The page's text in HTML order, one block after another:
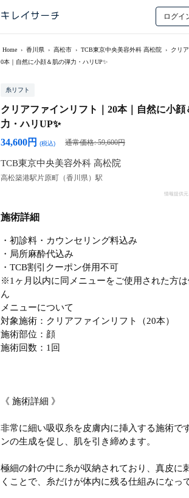
ログイ
Home › 香川県 › 高松市 › TCB東京中央美容外科 高松院 ›
クリ
0本｜自然に小顔＆肌の弾力・ハリUP✨
糸リフト
クリアファインリフト｜20本｜自然に小顔
力・ハリUP✨
34,600円
(税込) 通常価格: 59,600円
TCB東京中央美容外科 高松院
高松築港駅 片原町（香川県）駅
情報提供
施術詳細
・初診料・カウンセリング料込み
・局所麻酔代込み
・TCB割引クーポン併用不可
※1ヶ月以内に同メニューをご使用された方
ん
メニューについて
対象施術：クリアファインリフト（20本）
施術部位：顔
施術回数：1回
《 施術詳細 》
非常に細い吸収糸を皮膚内に挿入する施術で
ンの生成を促し、肌を引き締めます。
極細の針の中に糸が収納されており、真皮に
くことで、糸だけが体内に残る仕組みになっ